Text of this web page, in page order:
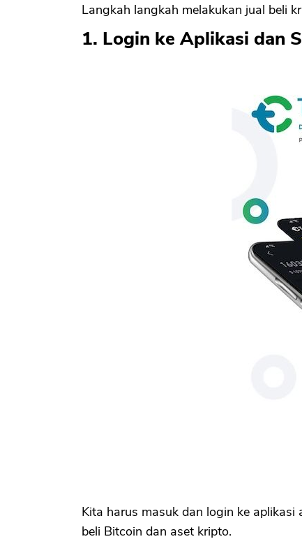
Langkah langkah melakukan jual beli
1. Login ke Aplikasi dan
Kita harus masuk dan login ke
beli Bitcoin dan aset kripto.